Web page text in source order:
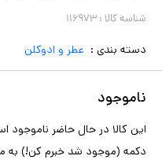
شناسه کالا : ۱۱۶۹۷۳
دسته بندی : عطر و ادوکلن
ناموجود
این کالا در حال حاضر ناموجود
دکمه (موجود شد خبرم کن!)